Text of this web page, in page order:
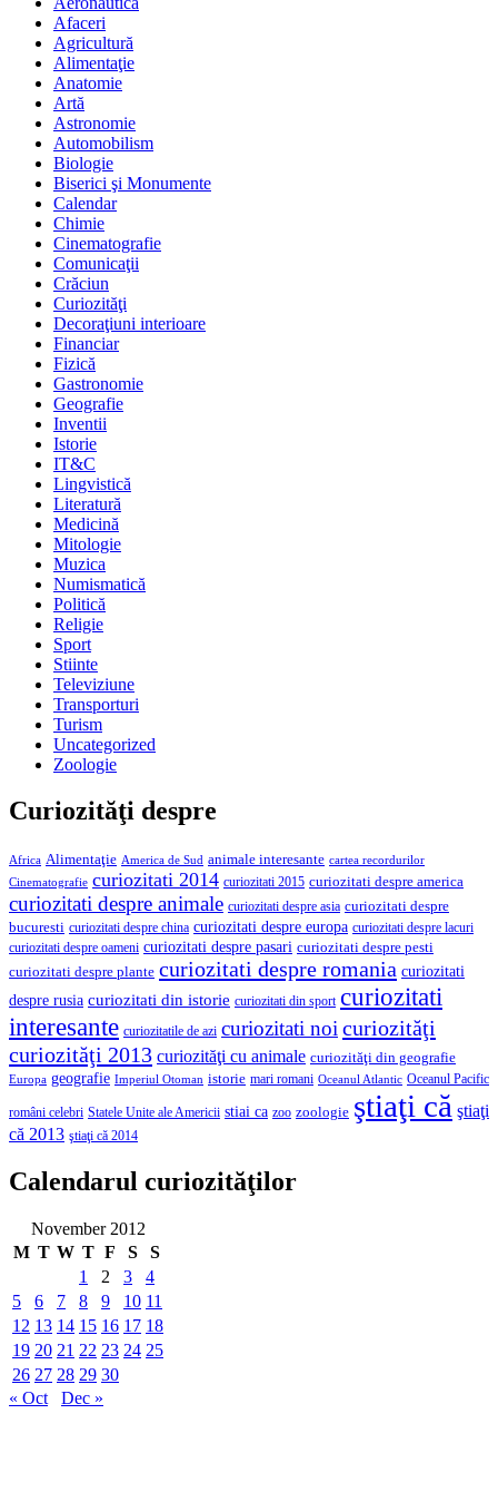
Afaceri
Agricultură
Alimentaţie
Anatomie
Artă
Astronomie
Automobilism
Biologie
Biserici şi Monumente
Calendar
Chimie
Cinematografie
Comunicaţii
Crăciun
Curiozităţi
Decoraţiuni interioare
Financiar
Fizică
Gastronomie
Geografie
Inventii
Istorie
IT&C
Lingvistică
Literatură
Medicină
Mitologie
Muzica
Numismatică
Politică
Religie
Sport
Stiinte
Televiziune
Transporturi
Turism
Uncategorized
Zoologie
Curiozităţi despre
Africa Alimentaţie America de Sud animale interesante cartea recordurilor
Cinematografie curiozitati 2014 curiozitati 2015 curiozitati despre america
curiozitati despre animale curiozitati despre asia curiozitati despre
bucuresti curiozitati despre china curiozitati despre europa curiozitati despre lacuri
curiozitati despre oameni curiozitati despre pasari curiozitati despre pesti
curiozitati despre plante curiozitati despre romania curiozitati
despre rusia curiozitati din istorie curiozitati din sport curiozitati
interesante curiozitatile de azi curiozitati noicuriozităţi
curiozităţi 2013 curiozităţi cu animale curiozităţi din geografie
Europa geografie Imperiul Otoman istorie mari romani Oceanul Atlantic Oceanul Pacific
români celebri Statele Unite ale Americii stiai ca zoo zoologie ştiaţi că ştiaţi
că 2013 ştiaţi că 2014
Calendarul curiozităţilor
November 2012
M T W T F S
S
1
2 3
4
5
6 7 8 9 10 11
12 13 14 15 16 17 18
19 20 21 22 23 24 25
26 27 28 29 30
« Oct
Dec »